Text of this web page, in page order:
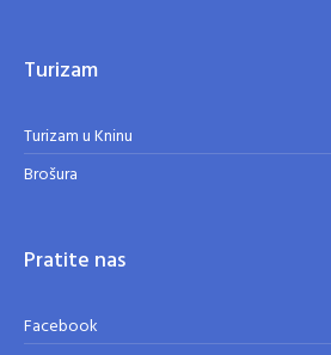
Turizam
Turizam u Kninu
Brošura
Pratite nas
Facebook